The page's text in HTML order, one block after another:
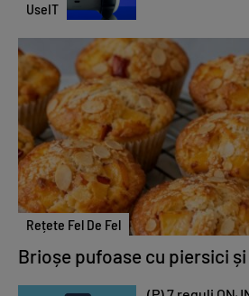
UseIT
Rețete Fel De Fel
Brioșe pufoase cu piersici